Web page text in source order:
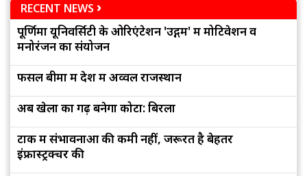
RECENT NEWS
पूर्णिमा यूनिवर्सिटी के ओरिएंटेशन 'उद्गम' में मोटिवेशन व
मनोरंजन का संयोजन
फसल बीमा में देश में अव्वल राजस्थान
अब खेलों का गढ़ बनेगा कोटा: बिरला
टोंक में संभावनाओं की कमी नहीं, जरूरत है बेहतर
इंफ्रास्ट्रक्चर की